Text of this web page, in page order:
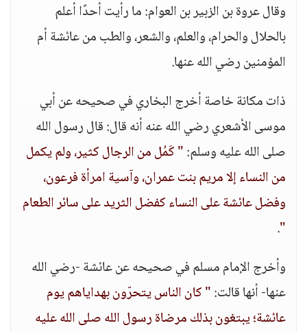
وقال عروة بن الزبير بن العوام: ما رأيت أحدًا أعلم
بالحلال والحرام، والعلم، والشعر، والطب من عائشة أم
المؤمنين رضي الله عنها.
ذات مكانة خاصة‏ أخرج البخاري في صحيحه عن ‏أبي
موسى الأشعري رضي الله عنه أنه ‏قال: ‏قال رسول الله
صلى الله عليه وسلم:‏" ‏كَمُل من الرجال كثير، ولم يكمل
من النساء إلا ‏مريم بنت عمران، ‏وآسية امرأة فرعون،
‏وفضل ‏عائشة ‏على النساء كفضل ‏الثريد ‏على سائر الطعام
"
.
وأخرج الإمام مسلم في صحيحه ‏عن ‏عائشة -رضي الله
عنها- ‏أنها قالت:" كان الناس ‏‏يتحرّون ‏بهداياهم يوم
‏عائشة؛ ‏يبتغون ‏بذلك مرضاة رسول الله ‏صلى الله عليه